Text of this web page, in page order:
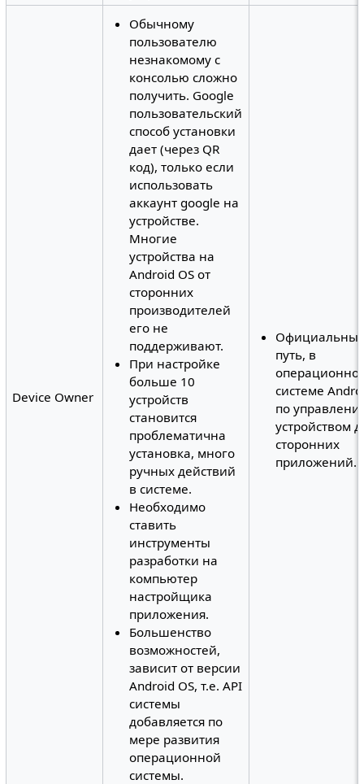
Device Owner
Обычному
пользователю
незнакомому с
консолью сложно
получить. Google
пользовательский
способ установки
дает (через QR
код), только если
использовать
аккаунт google на
устройстве.
Многие
устройства на
Android OS от
сторонних
производителей
его не
поддерживают.
При настройке
больше 10
устройств
становится
проблематична
установка, много
ручных действий
в системе.
Необходимо
ставить
инструменты
разработки на
компьютер
настройщика
приложения.
Большенство
возможностей,
зависит от версии
Android OS, т.е. API
системы
добавляется по
мере развития
операционной
системы.
путь, в
системе
по
устройством
сторонних
приложений.